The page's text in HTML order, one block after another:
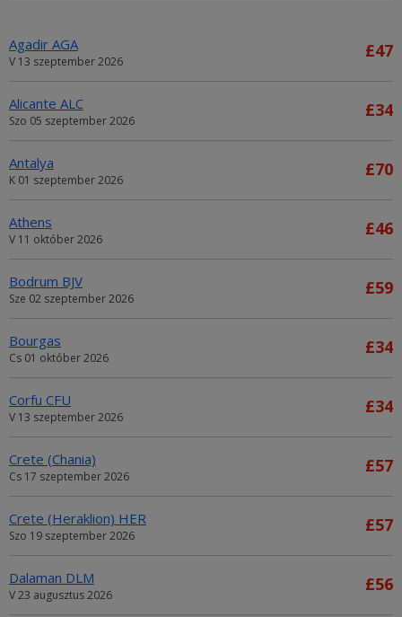
Agadir AGA
V 13 szeptember 2026
£47
Alicante ALC
Szo 05 szeptember 2026
£34
Antalya
K 01 szeptember 2026
£70
Athens
V 11 október 2026
£46
Bodrum BJV
Sze 02 szeptember 2026
£59
Bourgas
Cs 01 október 2026
£34
Corfu CFU
V 13 szeptember 2026
£34
Crete (Chania)
Cs 17 szeptember 2026
£57
Crete (Heraklion) HER
Szo 19 szeptember 2026
£57
Dalaman DLM
V 23 augusztus 2026
£56